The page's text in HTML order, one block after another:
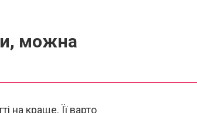
можна
на краще. Її варто